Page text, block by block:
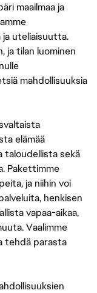
maailmaa ja
uteliaisuutta.
ja tilan luominen
mahdollisuuksia
elämää
taloudellista sekä
Pakettimme
ja niihin voi
henkisen
vapaa-aikaa,
Vaalimme
tehdä parasta